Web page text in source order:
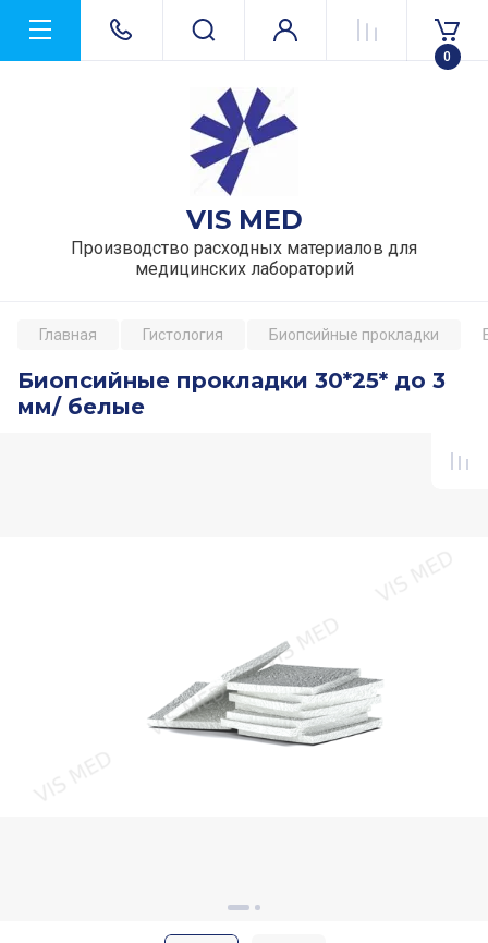
VIS MED
Производство расходных материалов для
медицинских лабораторий
0
Главная Гистология Биопсийные прокладки
Биопсийные прокладки 30*25* до 3
мм/ белые